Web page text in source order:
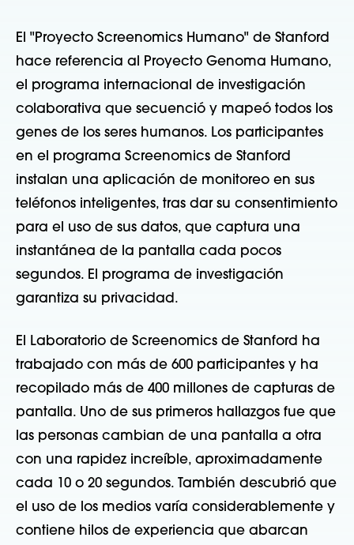
El "Proyecto Screenomics Humano" de Stanford
hace referencia al Proyecto Genoma Humano,
el programa internacional de investigación
colaborativa que secuenció y mapeó todos los
genes de los seres humanos. Los participantes
en el programa Screenomics de Stanford
instalan una aplicación de monitoreo en sus
teléfonos inteligentes, tras dar su consentimiento
para el uso de sus datos, que captura una
instantánea de la pantalla cada pocos
segundos. El programa de investigación
garantiza su privacidad.
El Laboratorio de Screenomics de Stanford ha
trabajado con más de 600 participantes y ha
recopilado más de 400 millones de capturas de
pantalla. Uno de sus primeros hallazgos fue que
las personas cambian de una pantalla a otra
con una rapidez increíble, aproximadamente
cada 10 o 20 segundos. También descubrió que
el uso de los medios varía considerablemente y
contiene hilos de experiencia que abarcan